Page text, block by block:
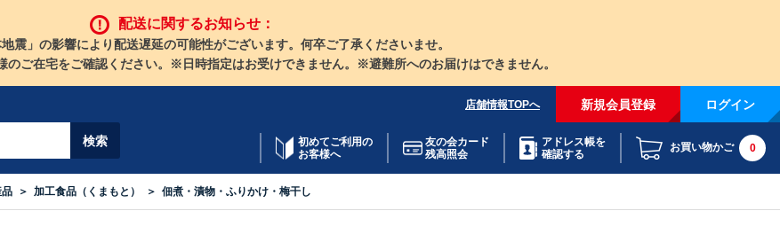
配送に関するお知らせ：
地震」の影響により配送遅延の可能性がございます。何卒ご了承くださいませ。
ご在宅をご確認ください。※日時指定はお受けできません。※避難所へのお届けはできません。
店舗情報TOPへ 新規会員登録 ログイン
初めてご利用の
お客様へ
友の会カード
残高照会
アドレス帳を
確認する
お買い物かご 0
品 加工食品（くまもと） 佃煮・漬物・ふりかけ・梅干し